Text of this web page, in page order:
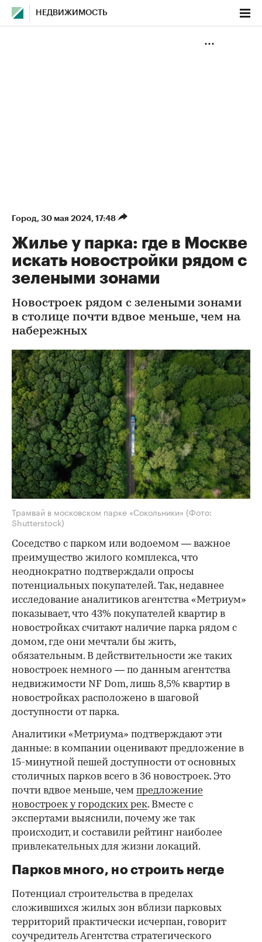
НЕДВИЖИМОСТЬ
Город⁠, 30 мая 2024, 17:48
Жилье у парка: где в Москве
искать новостройки рядом с
зелеными зонами
Новостроек рядом с зелеными зонами
в столице почти вдвое меньше, чем на
набережных
Трамвай в московском парке «Сокольники» (Фото:
Shutterstock)
Соседство с парком или водоемом — важное
преимущество жилого комплекса, что
неоднократно подтверждали опросы
потенциальных покупателей. Так, недавнее
исследование аналитиков агентства «Метриум»
показывает, что 43% покупателей квартир в
новостройках считают наличие парка рядом с
домом, где они мечтали бы жить,
обязательным. В действительности же таких
новостроек немного — по данным агентства
недвижимости NF Dom, лишь 8,5% квартир в
новостройках расположено в шаговой
доступности от парка.
Аналитики «Метриума» подтверждают эти
данные: в компании оценивают предложение в
15-минутной пешей доступности от основных
столичных парков всего в 36 новостроек. Это
почти вдвое меньше, чем предложение
новостроек у городских рек. Вместе с
экспертами выяснили, почему же так
происходит, и составили рейтинг наиболее
привлекательных для жизни локаций.
Парков много, но строить негде
Потенциал строительства в пределах
сложившихся жилых зон вблизи парковых
территорий практически исчерпан, говорит
соучредитель Агентства стратегического